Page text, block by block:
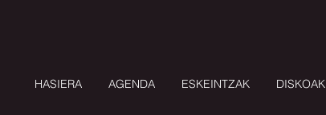
HASIERA AGENDA ESKEINTZAK DISKOAK